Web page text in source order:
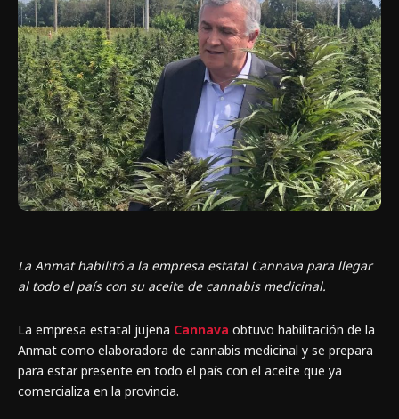
La Anmat habilitó a la empresa estatal Cannava para llegar
al todo el país con su aceite de cannabis medicinal.
La empresa estatal jujeña Cannava obtuvo habilitación de la
Anmat como elaboradora de cannabis medicinal y se prepara
para estar presente en todo el país con el aceite que ya
comercializa en la provincia.